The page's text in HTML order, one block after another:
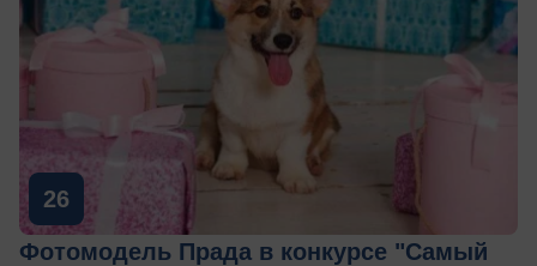
26
Фотомодель Прада в конкурсе "Самый